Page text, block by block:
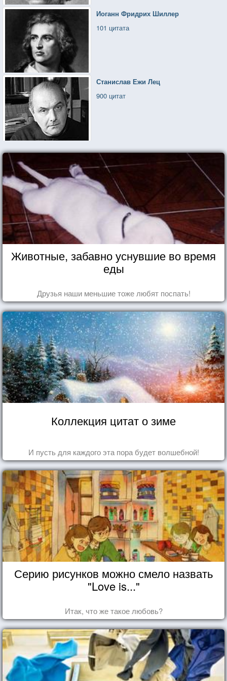
Иоганн Фридрих Шиллер
101 цитата
Станислав Ежи Лец
900 цитат
Животные, забавно уснувшие во время
еды
Друзья наши меньшие тоже любят поспать!
Коллекция цитат о зиме
И пусть для каждого эта пора будет волшебной!
Серию рисунков можно смело назвать
"Love is..."
Итак, что же такое любовь?